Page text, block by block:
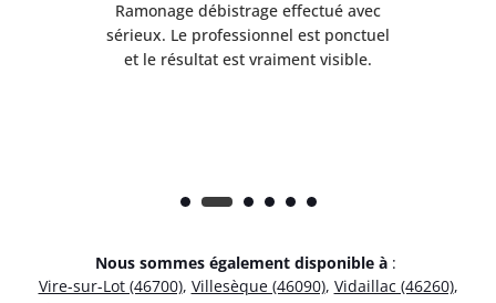
Ramonage débistrage effectué avec
sérieux. Le professionnel est ponctuel
et le résultat est vraiment visible.
Nous sommes également disponible à :
Vire-sur-Lot (46700), Villesèque (46090), Vidaillac (46260),